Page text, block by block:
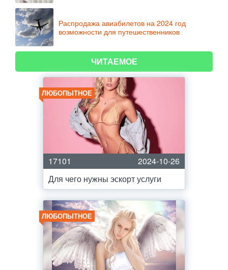
Распродажа авиабилетов на 2024 год
возможности для путешественников
ЧИТАЕМОЕ
ЛЮБОПЫТНОЕ
17101
2024-10-26
Для чего нужны эскорт услуги
ЛЮБОПЫТНОЕ